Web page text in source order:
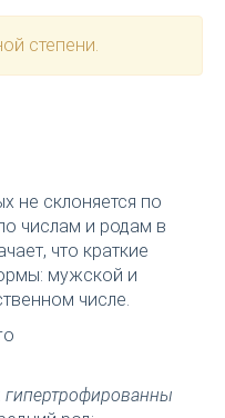
степени.
не склоняется по
числам и родам в
что краткие
мужской и
числе.
гипертрофированны